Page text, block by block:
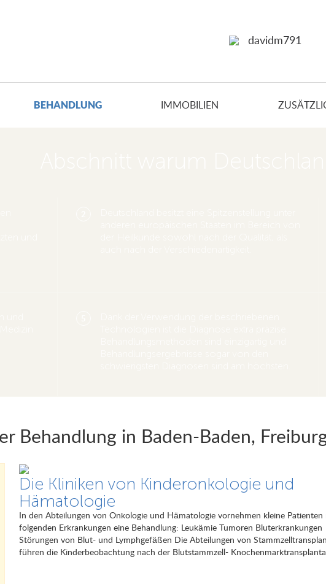
davidm791
BEHANDLUNG IMMOBILIEN
Behandlung in Baden-Baden,
Die Kliniken von Kinderonkologie und
Hämatologie
In den Abteilungen von Onkologie und Hämatologie vornehmen kleine Patienten
folgenden Erkrankungen eine Behandlung: Leukämie Tumoren Bluterkrankungen
Störungen von Blut- und Lymphgefäßen Die Abteilungen von
führen die Kinderbeobachtung nach der Blutstammzell-